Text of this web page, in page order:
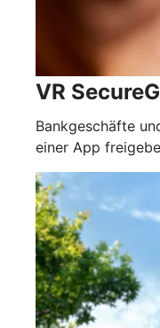
VR
Bankgeschäfte
einer App